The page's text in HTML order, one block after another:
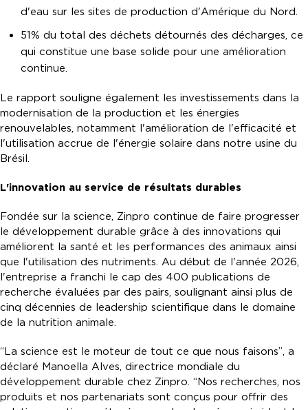
d'eau sur les sites de production d'Amérique du Nord.
51% du total des déchets détournés des décharges, ce
qui constitue une base solide pour une amélioration
continue.
Le rapport souligne également les investissements dans la
modernisation de la production et les énergies
renouvelables, notamment l'amélioration de l'efficacité et
l'utilisation accrue de l'énergie solaire dans notre usine du
Brésil.
L'innovation au service de résultats durables
Fondée sur la science, Zinpro continue de faire progresser
le développement durable grâce à des innovations qui
améliorent la santé et les performances des animaux ainsi
que l'utilisation des nutriments. Au début de l'année 2026,
l'entreprise a franchi le cap des 400 publications de
recherche évaluées par des pairs, soulignant ainsi plus de
cinq décennies de leadership scientifique dans le domaine
de la nutrition animale.
“La science est le moteur de tout ce que nous faisons”, a
déclaré Manoella Alves, directrice mondiale du
développement durable chez Zinpro. “Nos recherches, nos
produits et nos partenariats sont conçus pour offrir des